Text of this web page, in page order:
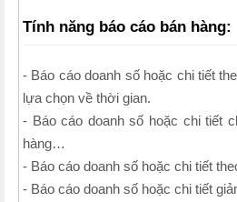
Tính năng báo cáo bán hàng:
- Báo cáo doanh số hoặc chi tiết
lựa chọn về thời gian.
- Báo cáo doanh số hoặc chi tiết
hàng…
- Báo cáo doanh số hoặc chi tiết
- Báo cáo doanh số hoặc chi tiết